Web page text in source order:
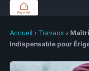
Accueil › Travaux ›
Indispensable pour